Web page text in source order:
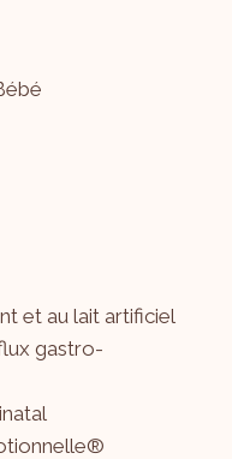
et au lait artificiel
gastro-